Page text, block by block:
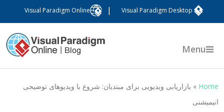
Visual Paradigm Desktop
Visual Paradigm Online
Menu
Home
» بازاریابی ویدیویی برای مبتدیان: شروع با ویدیوهای توضیحی
انیمیشنی